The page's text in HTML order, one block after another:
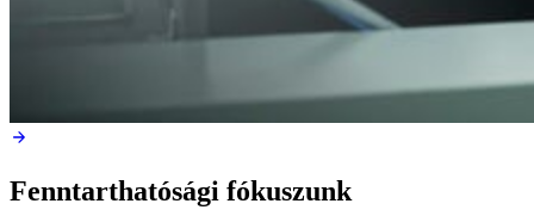
Fenntarthatósági fókuszunk